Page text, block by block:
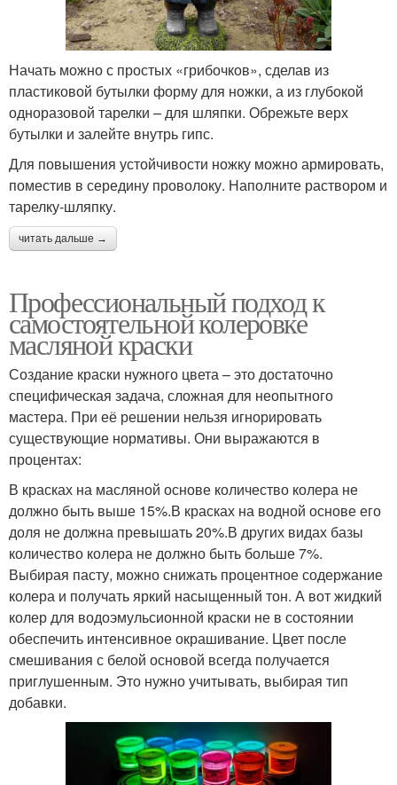
Начать можно с простых «грибочков», сделав из
пластиковой бутылки форму для ножки, а из глубокой
одноразовой тарелки – для шляпки. Обрежьте верх
бутылки и залейте внутрь гипс.
Для повышения устойчивости ножку можно армировать,
поместив в середину проволоку. Наполните раствором и
тарелку-шляпку.
читать дальше →
Профессиональный подход к
самостоятельной колеровке
масляной краски
Создание краски нужного цвета – это достаточно
специфическая задача, сложная для неопытного
мастера. При её решении нельзя игнорировать
существующие нормативы. Они выражаются в
процентах:
В красках на масляной основе количество колера не
должно быть выше 15%.В красках на водной основе его
доля не должна превышать 20%.В других видах базы
количество колера не должно быть больше 7%.
Выбирая пасту, можно снижать процентное содержание
колера и получать яркий насыщенный тон. А вот жидкий
колер для водоэмульсионной краски не в состоянии
обеспечить интенсивное окрашивание. Цвет после
смешивания с белой основой всегда получается
приглушенным. Это нужно учитывать, выбирая тип
добавки.